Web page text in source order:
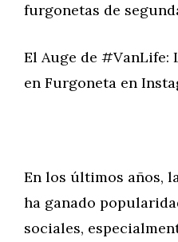
furgonetas de
El Auge de #VanLife:
en Furgoneta en
En los últimos años,
ha ganado
sociales,